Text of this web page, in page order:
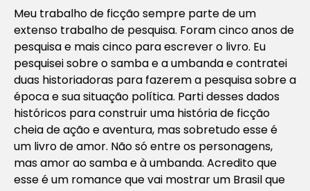
Meu trabalho de ficção sempre parte de um
extenso trabalho de pesquisa. Foram cinco anos de
pesquisa e mais cinco para escrever o livro. Eu
pesquisei sobre o samba e a umbanda e contratei
duas historiadoras para fazerem a pesquisa sobre a
época e sua situação política. Parti desses dados
históricos para construir uma história de ficção
cheia de ação e aventura, mas sobretudo esse é
um livro de amor. Não só entre os personagens,
mas amor ao samba e à umbanda. Acredito que
esse é um romance que vai mostrar um Brasil que